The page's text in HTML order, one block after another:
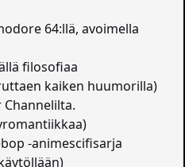
64:llä, avoimella
filosofiaa
kaiken huumorilla)
Channelilta.
-animescifisarja